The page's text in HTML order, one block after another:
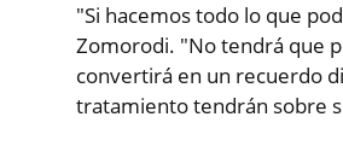
"Si hacemos todo lo que
Zomorodi. "No tendrá que
convertirá en un recuerdo
tratamiento tendrán sobre